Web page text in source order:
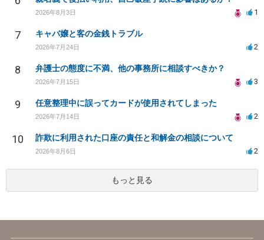
2026年8月3日 1
7 キャバ嬢と客の金銭トラブル
2026年7月24日 2
8 弁護士の態度に不満、他の事務所に相談すべきか？
2026年7月15日 3
9 任意整理中に誤ってカードが使用されてしまった
2026年7月14日 2
10 詐欺に利用された口座の責任と和解金の相談について
2026年8月6日 2
もっと見る